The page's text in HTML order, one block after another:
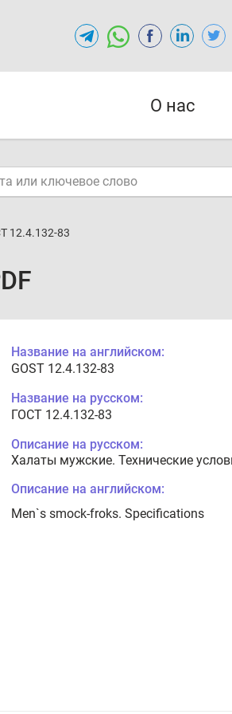
О нас
12.4.132-83
Название на английском:
GOST 12.4.132-83
Название на русском:
ГОСТ 12.4.132-83
Описание на русском:
Халаты мужские. Технические
Описание на английском:
Men`s smock-froks. Specifications